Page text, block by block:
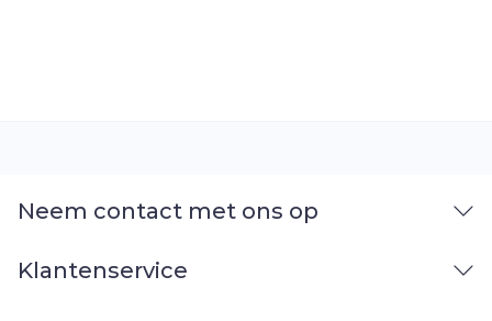
Neem contact met ons op
Klantenservice